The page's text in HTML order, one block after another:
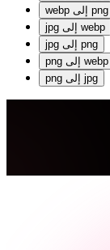
webp
png
jpg
webp
jpg
png
png
webp
png
jpg